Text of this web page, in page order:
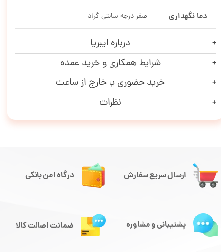
دما نگهداری صفر درجه سانتی گراد
درباره ایبریا
شرایط همکاری و خرید عمده
خرید حضوری یا خارج از ساعت
نظرات
ارسال سریع سفارش درگاه امن بانکی
پشتیبانی و مشاوره ضمانت اصالت کالا